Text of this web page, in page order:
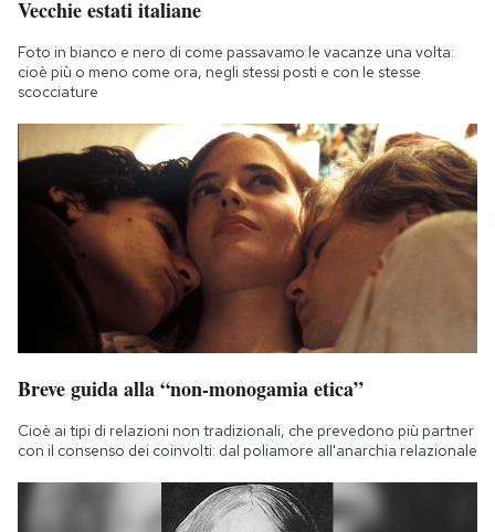
Vecchie estati italiane
Foto in bianco e nero di come passavamo le vacanze una volta:
cioè più o meno come ora, negli stessi posti e con le stesse
scocciature
Breve guida alla “non-monogamia etica”
Cioè ai tipi di relazioni non tradizionali, che prevedono più partner
con il consenso dei coinvolti: dal poliamore all'anarchia relazionale